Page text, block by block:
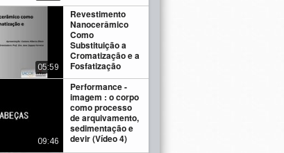
Revestimento
Nanocerâmico
Como
Substituição a
Cromatização e a
Fosfatização
05:59
Performance -
imagem : o corpo
como processo
de arquivamento,
sedimentação e
devir (Vídeo 4)
09:46